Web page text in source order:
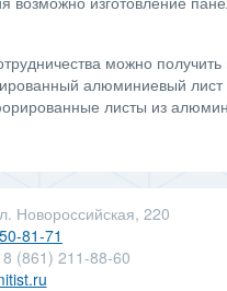
можно
алюминиевый лист
листы из
Новороссийская, 220
81-71
(861) 211-88-60